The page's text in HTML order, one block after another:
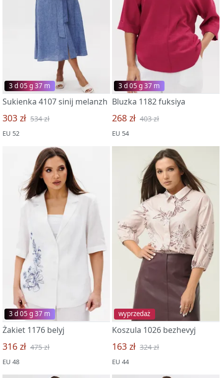
3 d 05 g 37 m
Sukienka 4107 sinij melanzh
303 zł 534 zł
EU 52
3 d 05 g 37 m
Bluzka 1182 fuksiya
268 zł 403 zł
EU 54
3 d 05 g 37 m
Żakiet 1176 belyj
316 zł 475 zł
EU 48
wyprzedaż
Koszula 1026 bezhevyj
163 zł 324 zł
EU 44